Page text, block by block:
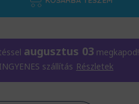
augusztus 03 megkapod!
szállítás Részletek